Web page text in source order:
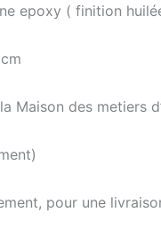
epoxy ( finition
Maison des metiers
pour une